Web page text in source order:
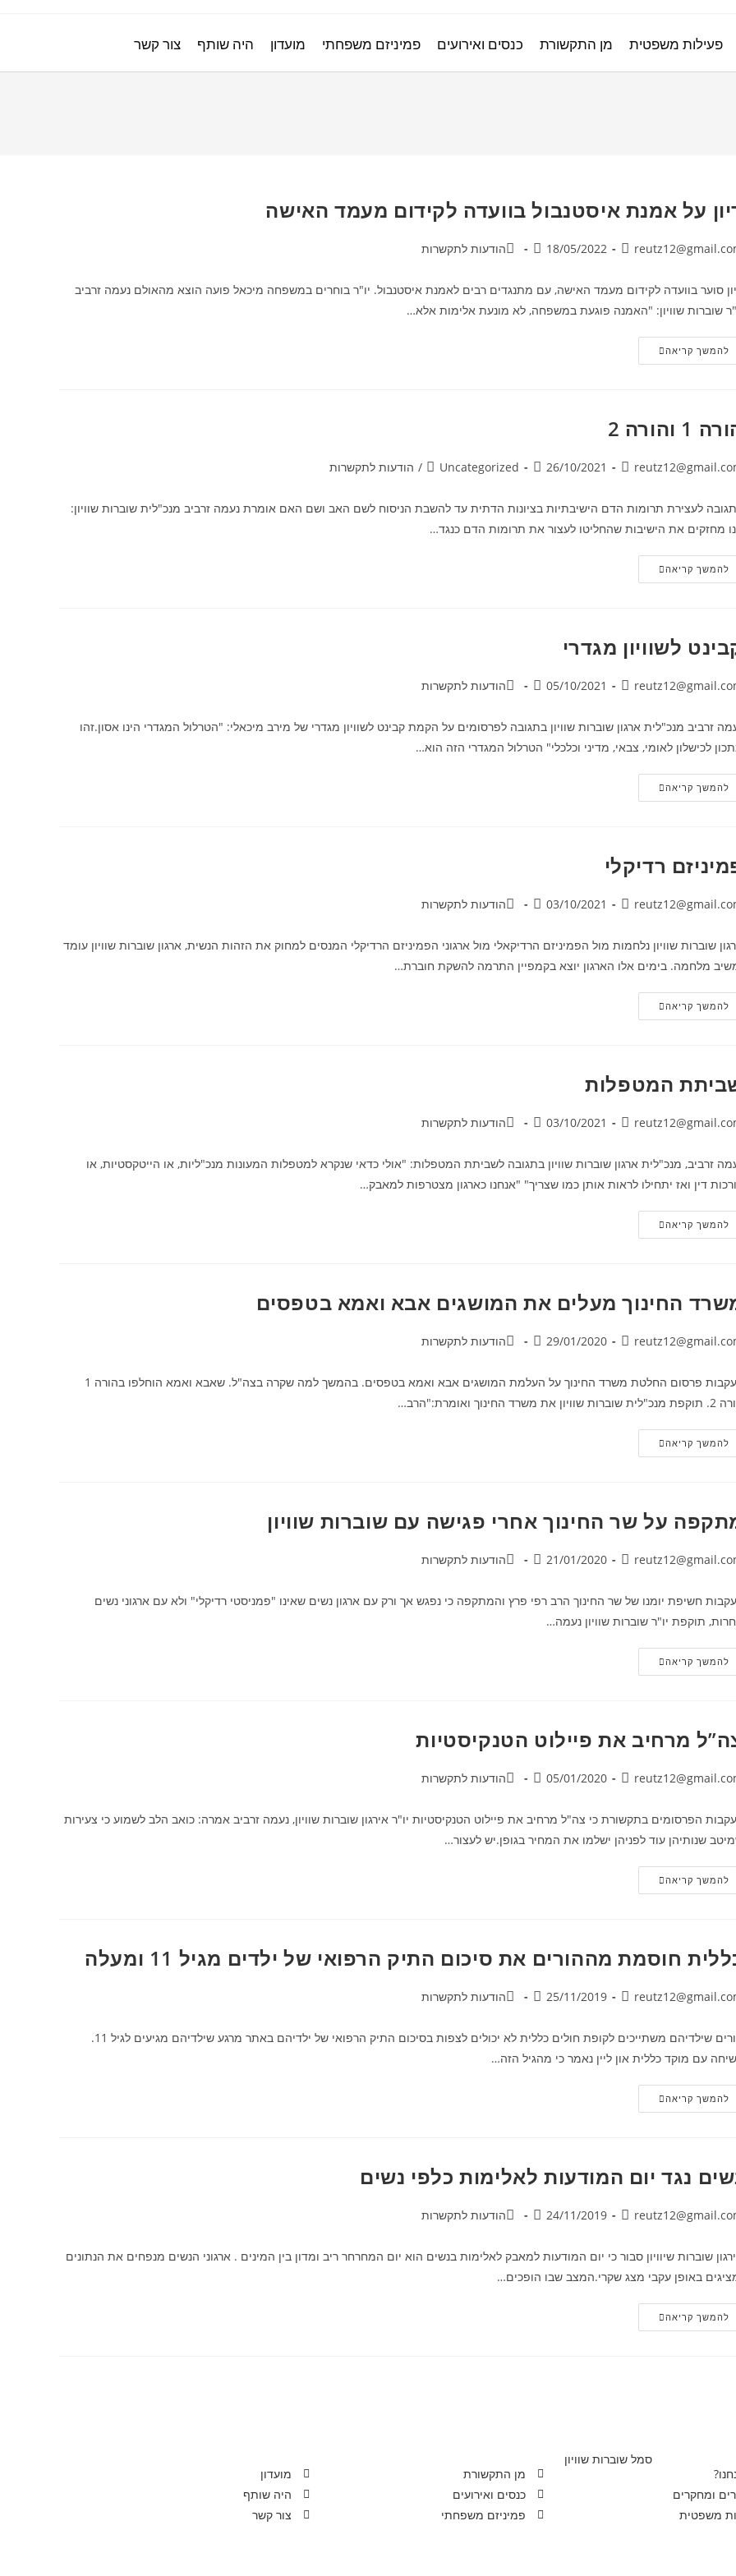
פעילות משפטית מן התקשורת כנסים ואירועים פמיניזם משפחתי מועדון היה שותף צור קשר
על אמנת איסטנבול בוועדה לקידום מעמד האישה
18/05/2022 הודעות לתקשרות
סוער בוועדה לקידום מעמד האישה, עם מתנגדים רבים לאמנת איסטנבול. יו"ר בוחרים במשפחה מיכאל פועה הוצא מהאולם נעמה זרביב
שוברות שוויון: "האמנה פוגעת במשפחה, לא מונעת אלימות אלא…
להמשך קריאה
1 והורה 2
26/10/2021
Uncategorized
/ הודעות לתקשרות
לעצירת תרומות הדם הישיבתיות בציונות הדתית עד להשבת הניסוח לשם האב ושם האם אומרת נעמה זרביב מנכ"לית שוברות שוויון:
מחזקים את הישיבות שהחליטו לעצור את תרומות הדם כנגד…
להמשך קריאה
לשוויון מגדרי
05/10/2021 הודעות לתקשרות
זרביב מנכ"לית ארגון שוברות שוויון בתגובה לפרסומים על הקמת קבינט לשוויון מגדרי של מירב מיכאלי: "הטרלול המגדרי הינו אסון.זהו
לכישלון לאומי, צבאי, מדיני וכלכלי" הטרלול המגדרי הזה הוא…
להמשך קריאה
רדיקלי
03/10/2021 הודעות לתקשרות
שוברות שוויון נלחמות מול הפמיניזם הרדיקאלי מול ארגוני הפמיניזם הרדיקלי המנסים למחוק את הזהות הנשית, ארגון שוברות שוויון עומד
מלחמה. בימים אלו הארגון יוצא בקמפיין התרמה להשקת חוברת…
להמשך קריאה
המטפלות
03/10/2021 הודעות לתקשרות
זרביב, מנכ"לית ארגון שוברות שוויון בתגובה לשביתת המטפלות: "אולי כדאי שנקרא למטפלות המעונות מנכ"ליות, או הייטקסטיות, או
דין ואז יתחילו לראות אותן כמו שצריך" "אנחנו כארגון מצטרפות למאבק…
להמשך קריאה
החינוך מעלים את המושגים אבא ואמא בטפסים
29/01/2020 הודעות לתקשרות
בעקבות פרסום החלטת משרד החינוך על העלמת המושגים אבא ואמא בטפסים. בהמשך למה שקרה בצה"ל. שאבא ואמא הוחלפו בהורה 1
שוויון את משרד החינוך ואומרת:"הרב…
להמשך קריאה
על שר החינוך אחרי פגישה עם שוברות שוויון
21/01/2020 הודעות לתקשרות
חשיפת יומנו של שר החינוך הרב רפי פרץ והמתקפה כי נפגש אך ורק עם ארגון נשים שאינו "פמניסטי רדיקלי" ולא עם ארגוני נשים
תוקפת יו"ר שוברות שוויון נעמה…
להמשך קריאה
מרחיב את פיילוט הטנקיסטיות
05/01/2020 הודעות לתקשרות
הפרסומים בתקשורת כי צה"ל מרחיב את פיילוט הטנקיסטיות יו"ר אירגון שוברות שוויון, נעמה זרביב אמרה: כואב הלב לשמוע כי צעירות
שנותיהן עוד לפניהן ישלמו את המחיר בגופן.יש לעצור…
להמשך קריאה
חוסמת מההורים את סיכום התיק הרפואי של ילדים מגיל 11 ומעלה
25/11/2019 הודעות לתקשרות
הורים שילדיהם משתייכים לקופת חולים כללית לא יכולים לצפות בסיכום התיק הרפואי של ילדיהם באתר מרגע שילדיהם מגיעים לגיל 11.
עם מוקד כללית און ליין נאמר כי מהגיל הזה…
להמשך קריאה
נגד יום המודעות לאלימות כלפי נשים
24/11/2019 הודעות לתקשרות
שוברות שיוויון סבור כי יום המודעות למאבק לאלימות בנשים הוא יום המחרחר ריב ומדון בין המינים . ארגוני הנשים מנפחים את הנתונים
באופן עקבי מצג שקרי.המצב שבו הופכים…
להמשך קריאה
ומחקרים
משפטית
מן התקשורת
כנסים ואירועים
פמיניזם משפחתי
מועדון
היה שותף
צור קשר